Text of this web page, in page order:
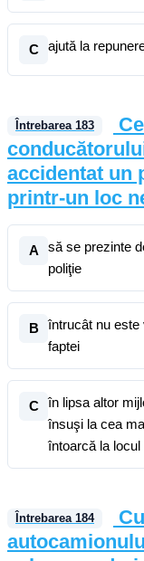
C ajută la
Întrebarea 183
accidentat un
printr-un loc
A
să se prezinte
poliţie
B
întrucât nu este
faptei
C
în lipsa altor
însuşi la cea
întoarcă la
Întrebarea 184